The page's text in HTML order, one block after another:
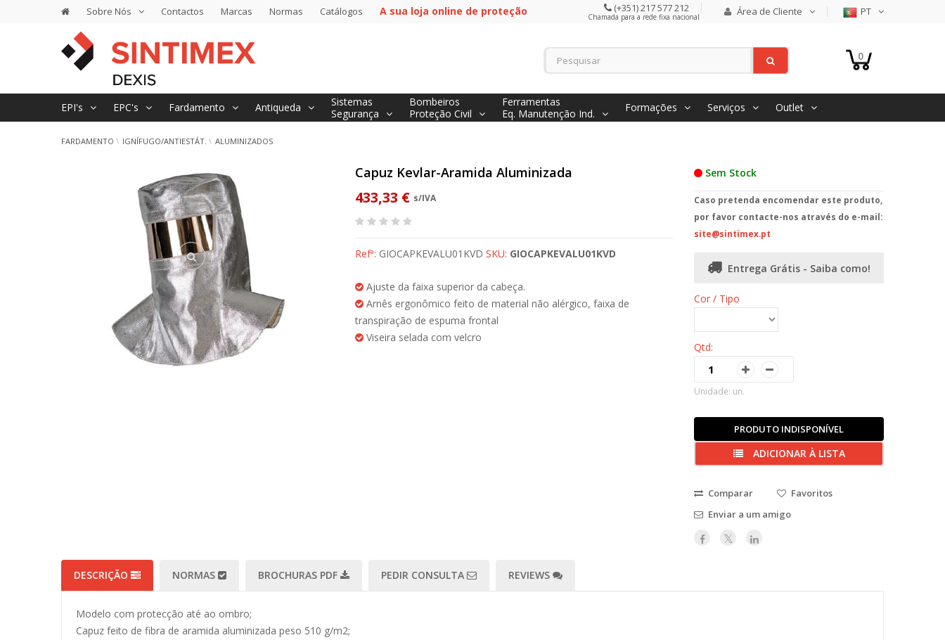
Sobre Nós Contactos Marcas Normas Catálogos A sua loja online de proteção (+351) 217 577 212
Chamada para a rede fixa nacional Área de Cliente PT
0
EPI's EPC's Fardamento Antiqueda
Sistemas
Segurança
Bombeiros
Proteção Civil
Ferramentas
Eq. Manutenção Ind.
Formações Serviços Outlet
FARDAMENTO IGNÍFUGO/ANTIESTÁT. ALUMINIZADOS
Capuz Kevlar-Aramida Aluminizada
433,33 € s/IVA
Refª: GIOCAPKEVALU01KVD SKU: GIOCAPKEVALU01KVD
Ajuste da faixa superior da cabeça.
Arnês ergonômico feito de material não alérgico, faixa de
transpiração de espuma frontal
Viseira selada com velcro
Sem Stock
Caso pretenda encomendar este produto,
por favor contacte-nos através do e-mail:
site@sintimex.pt
Entrega Grátis - Saiba como!
Cor / Tipo
Qtd:
Unidade: un.
PRODUTO INDISPONÍVEL
ADICIONAR À LISTA
Comparar
Favoritos
Enviar a um amigo
DESCRIÇÃO NORMAS BROCHURAS PDF PEDIR CONSULTA REVIEWS
Modelo com protecção até ao ombro;
Capuz feito de fibra de aramida aluminizada peso 510 g/m2;